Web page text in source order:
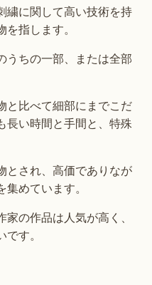
繍に関して高い技術を持
指します。
うちの一部、または全部
と比べて細部にまでこだ
長い時間と手間と、特殊
とされ、高価でありなが
めています。
の作品は人気が高く、
す。